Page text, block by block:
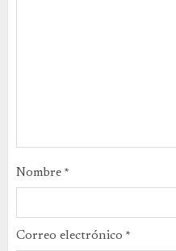
Nombre *
Correo electrónico *